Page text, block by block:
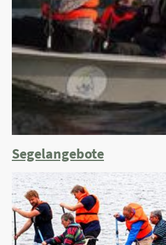
Segelangebote